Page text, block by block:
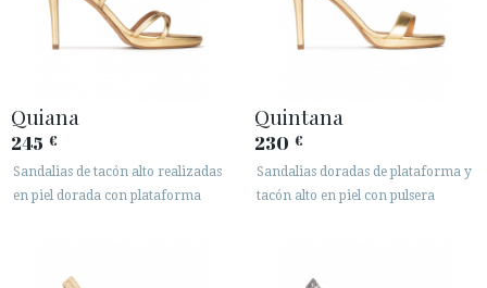
Quiana
245 €
Sandalias de tacón alto realizadas
en piel dorada con plataforma
Quintana
230 €
Sandalias doradas de plataforma y
tacón alto en piel con pulsera